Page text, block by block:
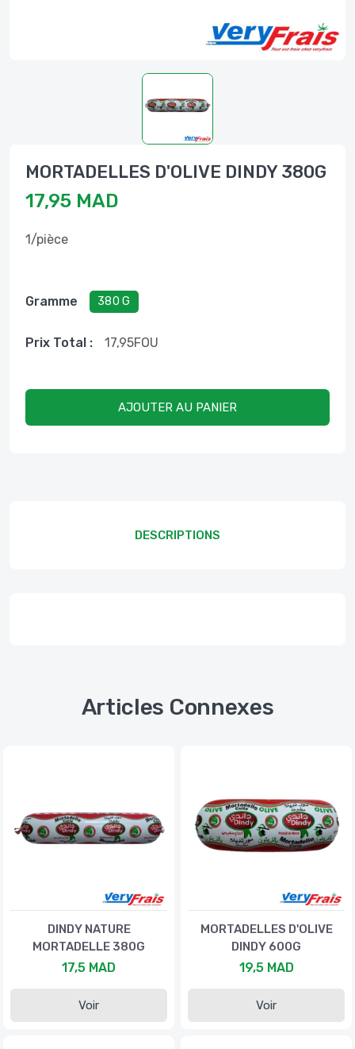
MORTADELLES D'OLIVE DINDY 380G
17,95 MAD
1/pièce
Gramme 380 G
Prix ​​total : 17,95FOU
AJOUTER AU PANIER
DESCRIPTIONS
Articles Connexes
DINDY NATURE
MORTADELLE 380G
17,5 MAD
Voir
MORTADELLES D'OLIVE
DINDY 600G
19,5 MAD
Voir